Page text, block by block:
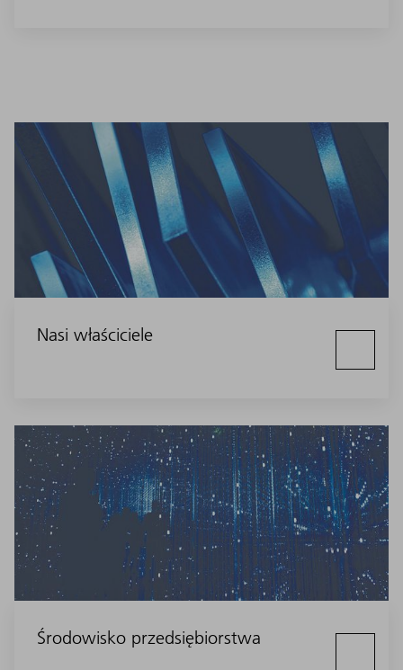
Nasi właściciele
Środowisko przedsiębiorstwa